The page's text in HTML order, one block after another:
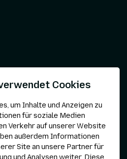
Cookies
um Inhalte und Anzeigen zu
für soziale Medien
Verkehr auf unserer Website
außerdem Informationen
Site an unsere Partner für
und Analysen weiter. Diese